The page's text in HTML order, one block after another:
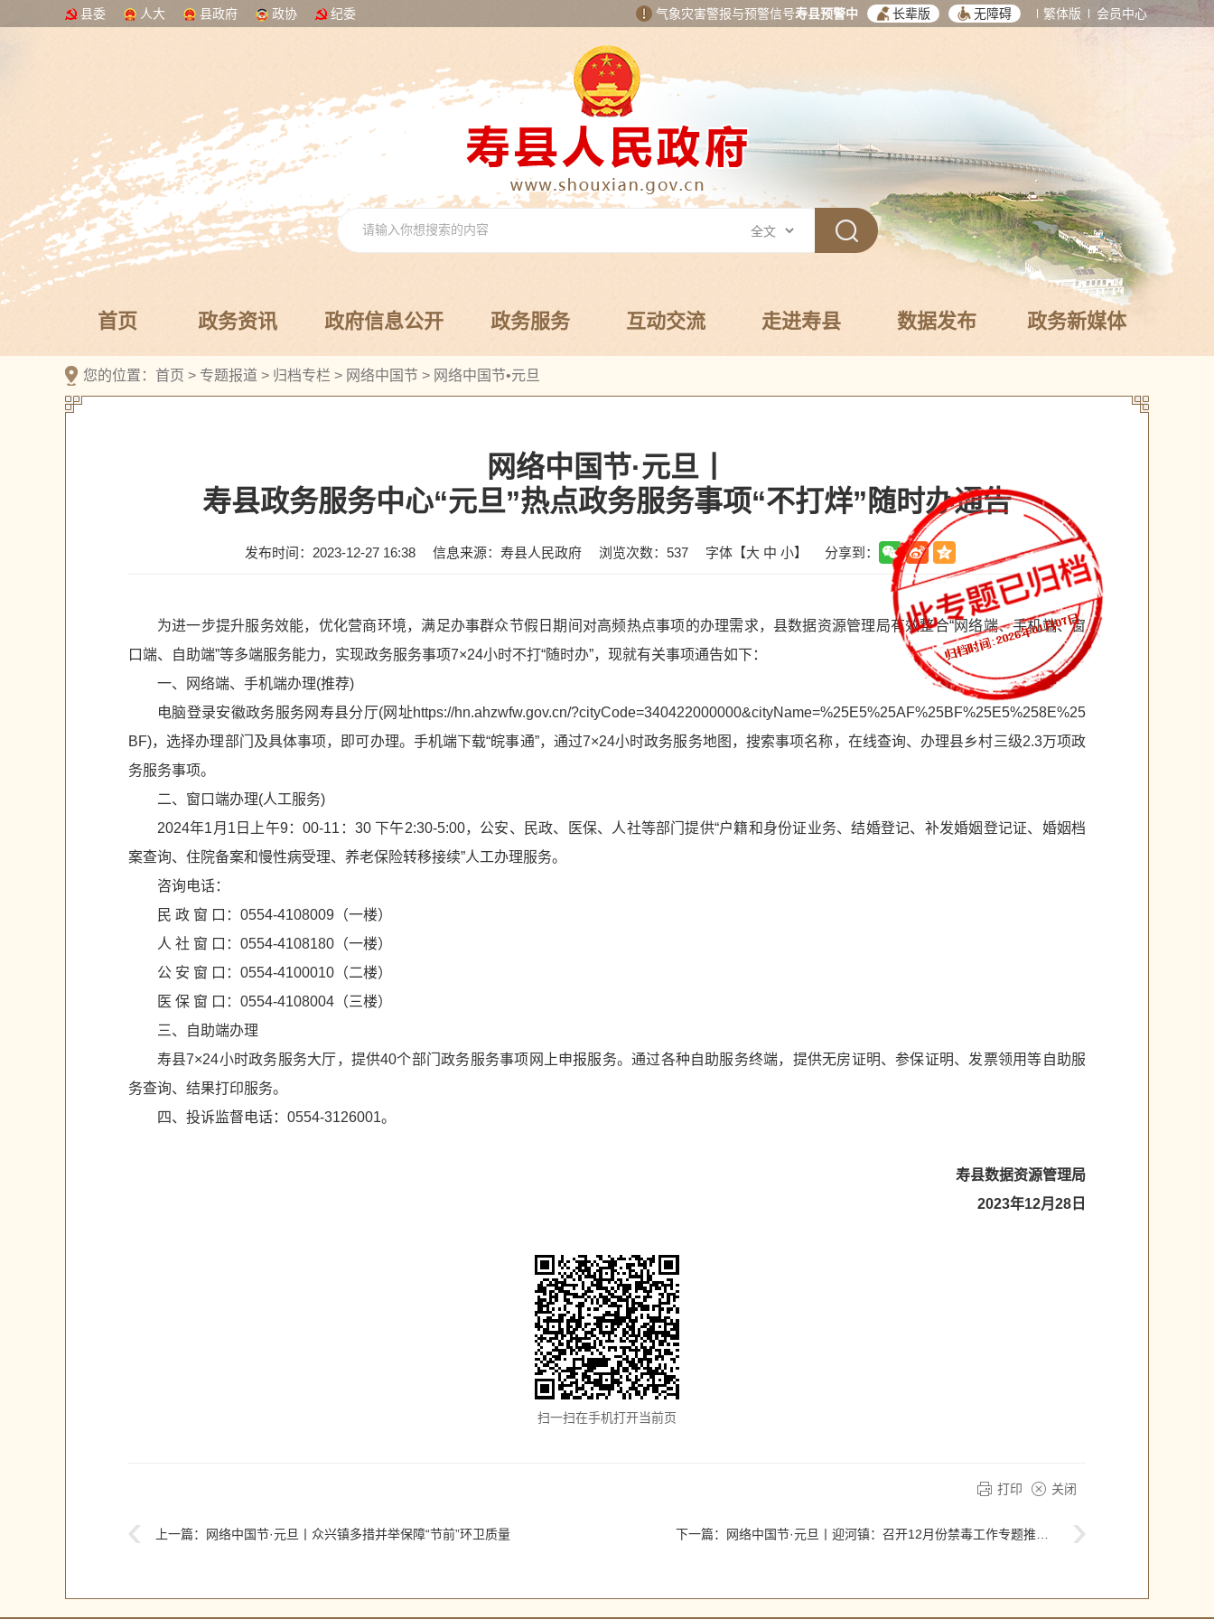
县委 人大 县政府 政协 纪委 气象灾害警报与预警信号寿县预警中 长辈版 无障碍 繁体版 会员中心
首页 政务资讯 政府信息公开 政务服务 互动交流 走进寿县 数据发布 政务新媒体
您的位置： 首页 > 专题报道 > 归档专栏 > 网络中国节 > 网络中国节•元旦
网络中国节·元旦丨
寿县政务服务中心“元旦”热点政务服务事项“不打烊”随时办通告
发布时间：2023-12-27 16:38 信息来源：寿县人民政府 浏览次数： 537 字体【大 中 小】 分享到：
为进一步提升服务效能，优化营商环境，满足办事群众节假日期间对高频热点事项的办理需求，县数据资源管理局有效整合“网络端、手机端、窗
口端、自助端”等多端服务能力，实现政务服务事项7×24小时不打“随时办”，现就有关事项通告如下：
一、网络端、手机端办理(推荐)
电脑登录安徽政务服务网寿县分厅(网址https://hn.ahzwfw.gov.cn/?cityCode=340422000000&cityName=%25E5%25AF%25BF%25E5%258E%25
BF)，选择办理部门及具体事项，即可办理。手机端下载“皖事通”，通过7×24小时政务服务地图，搜索事项名称，在线查询、办理县乡村三级2.3万项政
务服务事项。
二、窗口端办理(人工服务)
2024年1月1日上午9：00-11：30 下午2:30-5:00，公安、民政、医保、人社等部门提供“户籍和身份证业务、结婚登记、补发婚姻登记证、婚姻档
案查询、住院备案和慢性病受理、养老保险转移接续”人工办理服务。
咨询电话：
民 政 窗 口：0554-4108009（一楼）
人 社 窗 口：0554-4108180（一楼）
公 安 窗 口：0554-4100010（二楼）
医 保 窗 口：0554-4108004（三楼）
三、自助端办理
寿县7×24小时政务服务大厅，提供40个部门政务服务事项网上申报服务。通过各种自助服务终端，提供无房证明、参保证明、发票领用等自助服
务查询、结果打印服务。
四、投诉监督电话：0554-3126001。
寿县数据资源管理局
2023年12月28日
扫一扫在手机打开当前页
打印 关闭
上一篇： 网络中国节·元旦丨众兴镇多措并举保障“节前”环卫质量 下一篇： 网络中国节·元旦丨迎河镇：召开12月份禁毒工作专题推进会